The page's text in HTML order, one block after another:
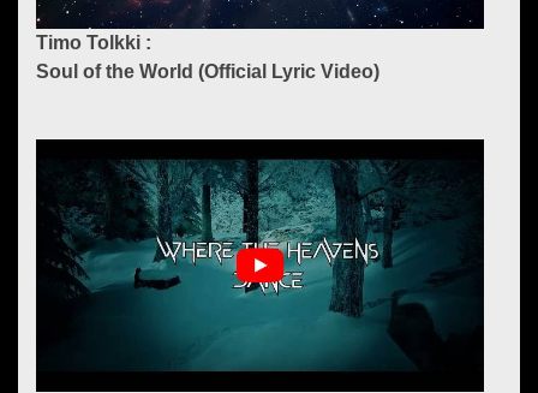
Timo Tolkki :
Soul of the World (Official Lyric Video)